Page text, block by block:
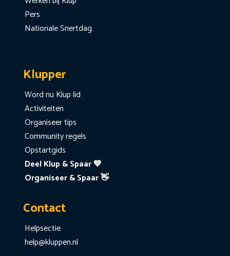
Pers
Nationale Snertdag
Klupper
Word nu Klup lid
Activiteiten
Organiseer tips
Community regels
Opstartgids
Deel Klup & Spaar 💙
Organiseer & Spaar 👋
Contact
Helpsectie
help@kluppen.nl